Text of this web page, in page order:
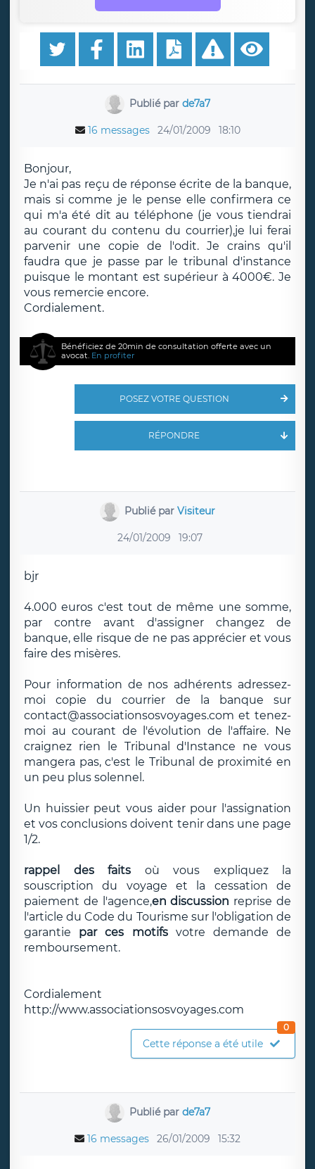
Publié parde7a7
16 messages 24/01/2009 18:10
Bonjour,
Je n'ai pas reçu de réponse écrite de la banque,
mais si comme je le pense elle confirmera ce
qui m'a été dit au téléphone (je vous tiendrai
au courant du contenu du courrier),je lui ferai
parvenir une copie de l'odit. Je crains qu'il
faudra que je passe par le tribunal d'instance
puisque le montant est supérieur à 4000€. Je
vous remercie encore.
Cordialement.
Bénéficiez de 20min de consultation offerte avec un
avocat. En profiter
POSEZ VOTRE QUESTION
RÉPONDRE
Publié parVisiteur
24/01/2009 19:07
bjr
4.000 euros c'est tout de même une somme,
par contre avant d'assigner changez de
banque, elle risque de ne pas apprécier et vous
faire des misères.
Pour information de nos adhérents adressez-
moi copie du courrier de la banque sur
contact@associationsosvoyages.com et tenez-
moi au courant de l'évolution de l'affaire. Ne
craignez rien le Tribunal d'Instance ne vous
mangera pas, c'est le Tribunal de proximité en
un peu plus solennel.
Un huissier peut vous aider pour l'assignation
et vos conclusions doivent tenir dans une page
1/2.
rappel des faits où vous expliquez la
souscription du voyage et la cessation de
paiement de l'agence,en discussion reprise de
l'article du Code du Tourisme sur l'obligation de
garantie par ces motifsvotre demande de
remboursement.
Cordialement
http://www.associationsosvoyages.com
Cette réponse a été utile
0
Publié parde7a7
16 messages 26/01/2009 15:32